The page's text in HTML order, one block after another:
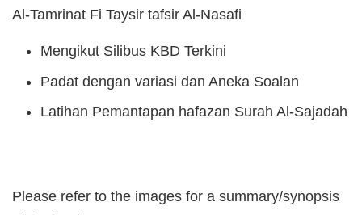
Al-Tamrinat Fi Taysir tafsir Al-Nasafi
Mengikut Silibus KBD Terkini
Padat dengan variasi dan Aneka Soalan
Latihan Pemantapan hafazan Surah Al-Sajadah
Please refer to the images for a summary/synopsis